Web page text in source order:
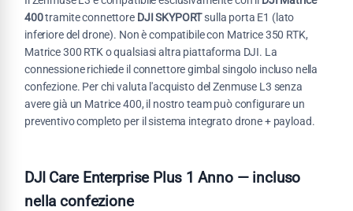
400tramite connettore DJI SKYPORTsulla porta E1 (lato
inferiore del drone). Non è compatibile con Matrice 350 RTK,
Matrice 300 RTK o qualsiasi altra piattaforma DJI. La
connessione richiede il connettore gimbal singolo incluso nella
confezione. Per chi valuta l'acquisto del Zenmuse L3 senza
avere già un Matrice 400, il nostro team può configurare un
preventivo completo per il sistema integrato drone + payload.
DJI Care Enterprise Plus 1 Anno — incluso
nella confezione